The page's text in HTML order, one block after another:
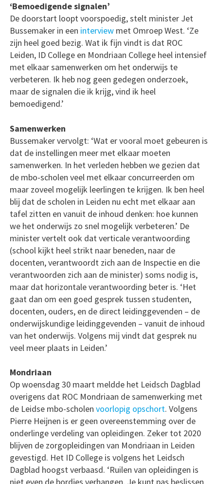
‘Bemoedigende signalen’
De doorstart loopt voorspoedig, stelt minister Jet
Bussemaker in een interview met Omroep West. ‘Ze
zijn heel goed bezig. Wat ik fijn vindt is dat ROC
Leiden, ID College en Mondriaan College heel intensief
met elkaar samenwerken om het onderwijs te
verbeteren. Ik heb nog geen gedegen onderzoek,
maar de signalen die ik krijg, vind ik heel
bemoedigend.’
Samenwerken
Bussemaker vervolgt: ‘Wat er vooral moet gebeuren is
dat de instellingen meer met elkaar moeten
samenwerken. In het verleden hebben we gezien dat
de mbo-scholen veel met elkaar concurreerden om
maar zoveel mogelijk leerlingen te krijgen. Ik ben heel
blij dat de scholen in Leiden nu echt met elkaar aan
tafel zitten en vanuit de inhoud denken: hoe kunnen
we het onderwijs zo snel mogelijk verbeteren.’ De
minister vertelt ook dat verticale verantwoording
(school kijkt heel strikt naar beneden, naar de
docenten, verantwoordt zich aan de Inspectie en die
verantwoorden zich aan de minister) soms nodig is,
maar dat horizontale verantwoording beter is. ‘Het
gaat dan om een goed gesprek tussen studenten,
docenten, ouders, en de direct leidinggevenden – de
onderwijskundige leidinggevenden – vanuit de inhoud
van het onderwijs. Volgens mij vindt dat gesprek nu
veel meer plaats in Leiden.’
Mondriaan
Op woensdag 30 maart meldde het Leidsch Dagblad
overigens dat ROC Mondriaan de samenwerking met
de Leidse mbo-scholen voorlopig opschort. Volgens
Pierre Heijnen is er geen overeenstemming over de
onderlinge verdeling van opleidingen. Zeker tot 2020
blijven de zorgopleidingen van Mondriaan in Leiden
gevestigd. Het ID College is volgens het Leidsch
Dagblad hoogst verbaasd. ‘Ruilen van opleidingen is
niet even de bordjes verhangen. Je kunt pas beslissen